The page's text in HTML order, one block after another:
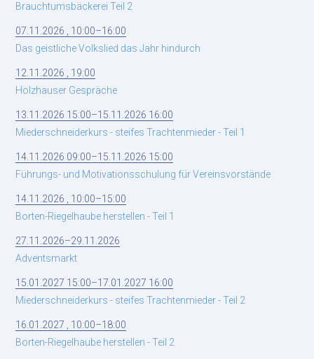
Brauchtumsbäckerei Teil 2
07.11.2026 , 10:00–16:00
Das geistliche Volkslied das Jahr hindurch
12.11.2026 , 19:00
Holzhauser Gespräche
13.11.2026 15:00–15.11.2026 16:00
Miederschneiderkurs - steifes Trachtenmieder - Teil 1
14.11.2026 09:00–15.11.2026 15:00
Führungs- und Motivationsschulung für Vereinsvorstände
14.11.2026 , 10:00–15:00
Borten-Riegelhaube herstellen - Teil 1
27.11.2026–29.11.2026
Adventsmarkt
15.01.2027 15:00–17.01.2027 16:00
Miederschneiderkurs - steifes Trachtenmieder - Teil 2
16.01.2027 , 10:00–18:00
Borten-Riegelhaube herstellen - Teil 2